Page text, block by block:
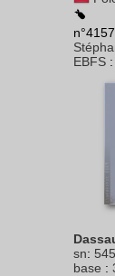
EBFS :
sn: 545
base :